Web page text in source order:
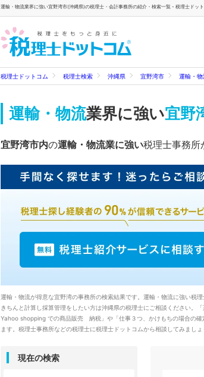
運輸・物流業界に強い宜野湾市(沖縄県)の税理士・会計事務所の紹介・検索一覧 - 税理士ドッ
税理士ドットコム 税理士検索 沖縄県 宜野湾市 運輸・物
運輸・物流業界に強い宜野
宜野湾市内の運輸・物流業に強い税理士事務所
運輸・物流が得意な宜野湾の事務所の検索結果です。運輸・物流に強い税理
きちんと計算し採算管理をしたい方は沖縄県の税理士にご相談ください。
Yahoo shopping での商品販売 納税」や「仕事３つ、かけもちの場合の
ます。税理士事務所などの税理士に税理士ドットコムから相談してみましょ
現在の検索